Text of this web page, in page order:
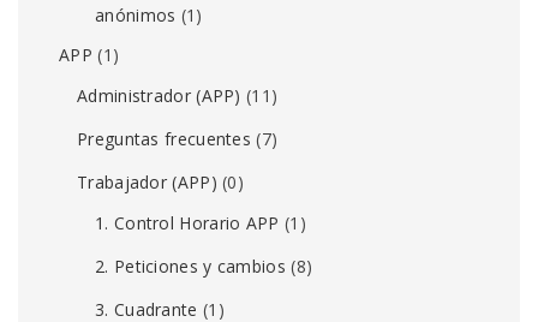
anónimos (1)
APP (1)
Administrador (APP) (11)
Preguntas frecuentes (7)
Trabajador (APP) (0)
1. Control Horario APP (1)
2. Peticiones y cambios (8)
3. Cuadrante (1)